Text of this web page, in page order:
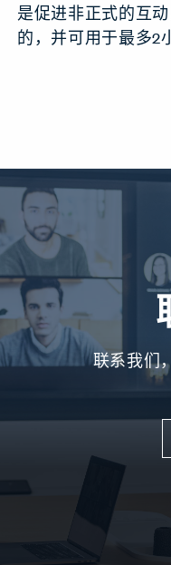
是促进非正式的互
的，并可用于最多2
联系我们